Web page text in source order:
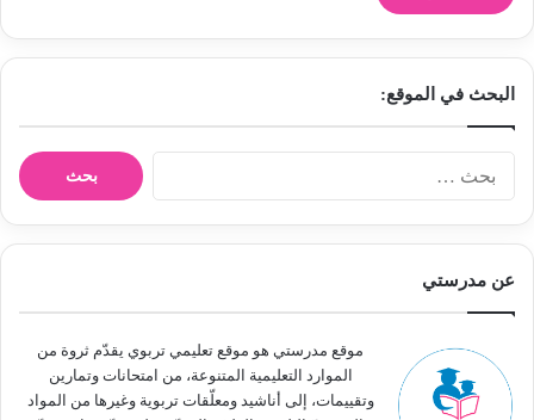
البحث في الموقع:
ن
عن مدرستي
موقع مدرستي هو موقع تعليمي تربوي يقدّم ثروة من
الموارد التعليمية المتنوعة، من امتحانات وتمارين
وتقييمات، إلى أناشيد ومعلّقات تربوية وغيرها من المواد